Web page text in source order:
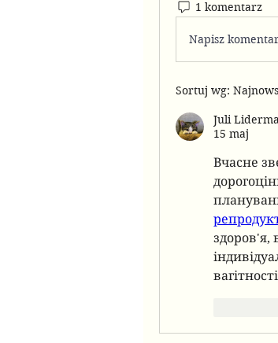
1 komentarz
Napisz
Sortuj wg:
Juli
15 maj
Вчасне
здоров'я,